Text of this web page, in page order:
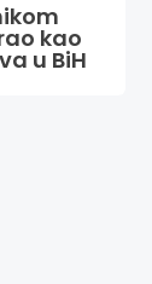
kao
u BiH